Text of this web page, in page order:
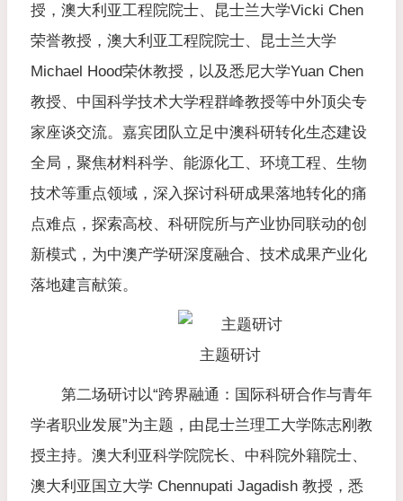
授，澳大利亚工程院院士、昆士兰大学Vicki Chen
荣誉教授，澳大利亚工程院院士、昆士兰大学
Michael Hood荣休教授，以及悉尼大学Yuan Chen
教授、中国科学技术大学程群峰教授等中外顶尖专
家座谈交流。嘉宾团队立足中澳科研转化生态建设
全局，聚焦材料科学、能源化工、环境工程、生物
技术等重点领域，深入探讨科研成果落地转化的痛
点难点，探索高校、科研院所与产业协同联动的创
新模式，为中澳产学研深度融合、技术成果产业化
落地建言献策。
主题研讨
第二场研讨以“跨界融通：国际科研合作与青年
学者职业发展”为主题，由昆士兰理工大学陈志刚教
授主持。澳大利亚科学院院长、中科院外籍院士、
澳大利亚国立大学 Chennupati Jagadish 教授，悉